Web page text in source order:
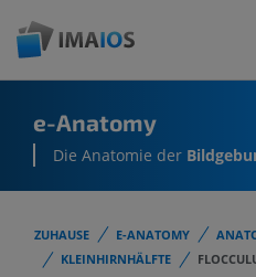
e-Anatomy
Die Anatomie der
ZUHAUSE E-ANATOMY
KLEINHIRNHÄLFTE